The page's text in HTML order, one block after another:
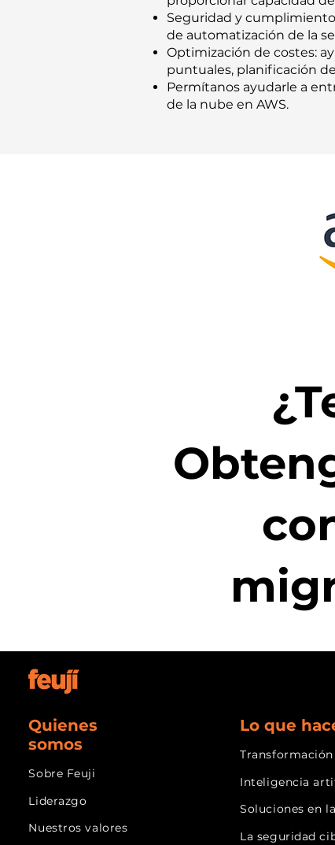
Seguridad y
de automatización de la
Optimización de costes:
puntuales, planificación
Permítanos ayudarle a
de la nube en AWS.
Quienes
somos
Sobre Feuji
Liderazgo
Nuestros valores
Lo que
Inteligencia
Soluciones en
La seguridad